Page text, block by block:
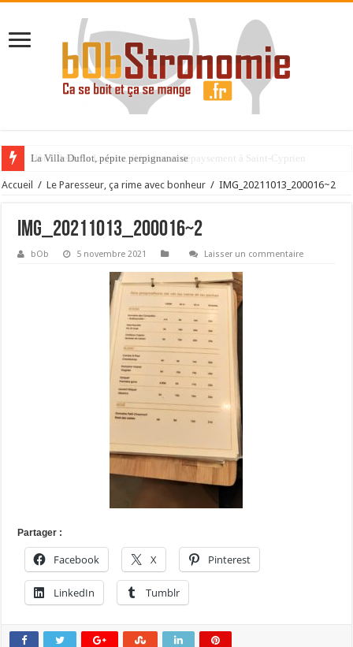
La Villa Duflot, pépite perpignanaise
Accueil / Le Paresseur, ça rime avec bonheur / IMG_20211013_200016~2
IMG_20211013_200016~2
bOb 5 novembre 2021 Laisser un commentaire
Partager :
Facebook X Pinterest
LinkedIn Tumblr